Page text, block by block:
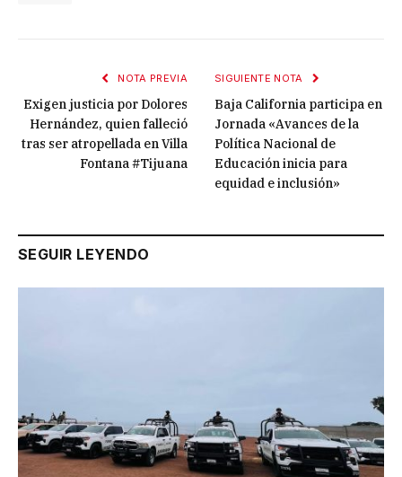
NOTA PREVIA
Exigen justicia por Dolores
Hernández, quien falleció
tras ser atropellada en Villa
Fontana #Tijuana
SIGUIENTE NOTA
Baja California participa en
Jornada «Avances de la
Política Nacional de
Educación inicia para
equidad e inclusión»
SEGUIR LEYENDO